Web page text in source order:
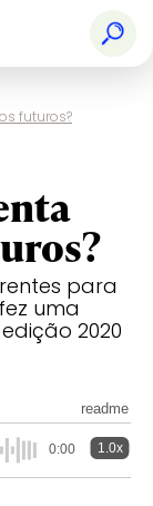
futuros?
para
uma
2020
readme
0:00 1.0x